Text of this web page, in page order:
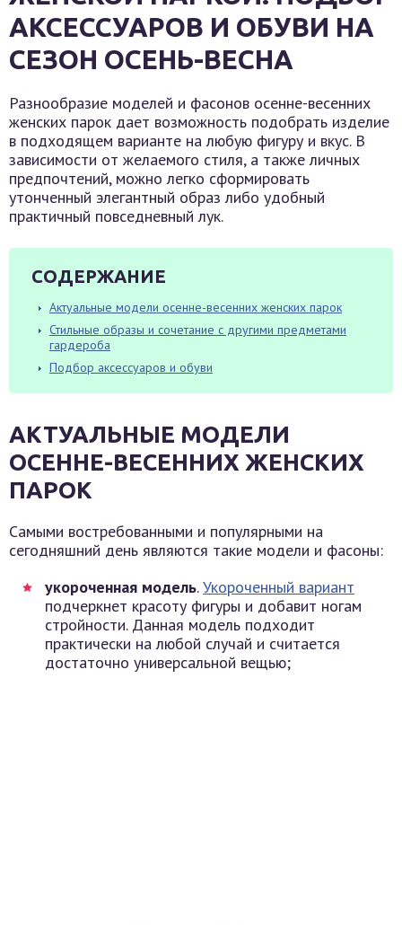
АКСЕССУАРОВ И ОБУВИ НА
СЕЗОН ОСЕНЬ-ВЕСНА
Разнообразие моделей и фасонов осенне-весенних
женских парок дает возможность подобрать изделие
в подходящем варианте на любую фигуру и вкус. В
зависимости от желаемого стиля, а также личных
предпочтений, можно легко сформировать
утонченный элегантный образ либо удобный
практичный повседневный лук.
СОДЕРЖАНИЕ
Актуальные модели осенне-весенних женских парок
Стильные образы и сочетание с другими предметами
гардероба
Подбор аксессуаров и обуви
АКТУАЛЬНЫЕ МОДЕЛИ
ОСЕННЕ-ВЕСЕННИХ ЖЕНСКИХ
ПАРОК
Самыми востребованными и популярными на
сегодняшний день являются такие модели и фасоны:
укороченная модель.Укороченный вариант
подчеркнет красоту фигуры и добавит ногам
стройности. Данная модель подходит
практически на любой случай и считается
достаточно универсальной вещью;